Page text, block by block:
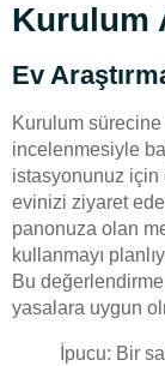
Kurulum
Ev
Kurulum
incelenmesiyle
istasyonunuz
evinizi ziyaret
panonuza olan
kullanmayı
Bu
yasalara uygun
İpucu: Bir